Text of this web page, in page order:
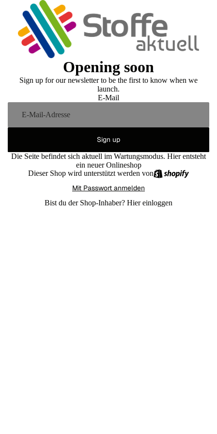
Opening soon
Sign up for our newsletter to be the first to know when we
launch.
E-Mail
Sign up
Die Seite befindet sich aktuell im Wartungsmodus. Hier entsteht
ein neuer Onlineshop
Dieser Shop wird unterstützt werden von
Mit Passwort anmelden
Bist du der Shop-Inhaber? Hier einloggen